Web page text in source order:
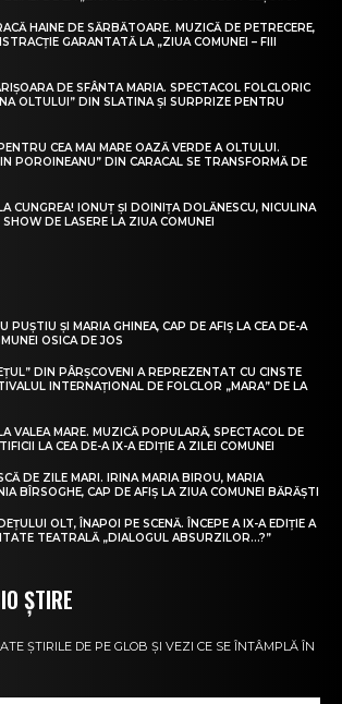
HAINE DE SĂRBĂTOARE. MUZICĂ DE PETRECERE,
GARANTATĂ LA „ZIUA COMUNEI – FIII
DE SFÂNTA MARIA. SPECTACOL FOLCLORIC
OLTULUI” DIN SLATINA ȘI SURPRIZE PENTRU
CEA MAI MARE OAZĂ VERDE A OLTULUI.
POROINEANU” DIN CARACAL SE TRANSFORMĂ DE
CUNGREA! IONUȚ ȘI DOINIȚA DOLĂNESCU, NICULINA
DE LASERE LA ZIUA COMUNEI
PUȘTIU ȘI MARIA GHINEA, CAP DE AFIȘ LA CEA DE-A
OSICA DE JOS
DIN PÂRȘCOVENI A REPREZENTAT CU CINSTE
INTERNAȚIONAL DE FOLCLOR „MARA” DE LA
VALEA MARE. MUZICĂ POPULARĂ, SPECTACOL DE
LA CEA DE-A IX-A EDIȚIE A ZILEI COMUNEI
DE ZILE MARI. IRINA MARIA BIROU, MARIA
BÎRSOGHE, CAP DE AFIȘ LA ZIUA COMUNEI BĂRĂȘTI
OLT, ÎNAPOI PE SCENĂ. ÎNCEPE A IX-A EDIȚIE A
TEATRALĂ „DIALOGUL ABSURZILOR…?”
ȘTIRE
ȘTIRILE DE PE GLOB ȘI VEZI CE SE ÎNTÂMPLĂ ÎN